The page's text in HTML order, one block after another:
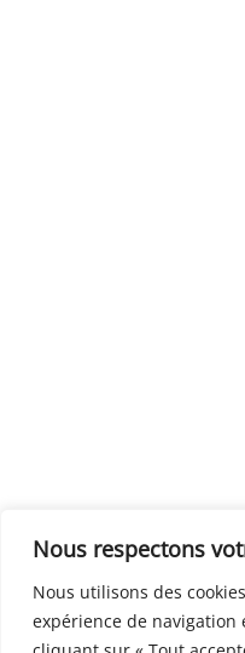
Nous respectons
Nous utilisons des
expérience de navigation